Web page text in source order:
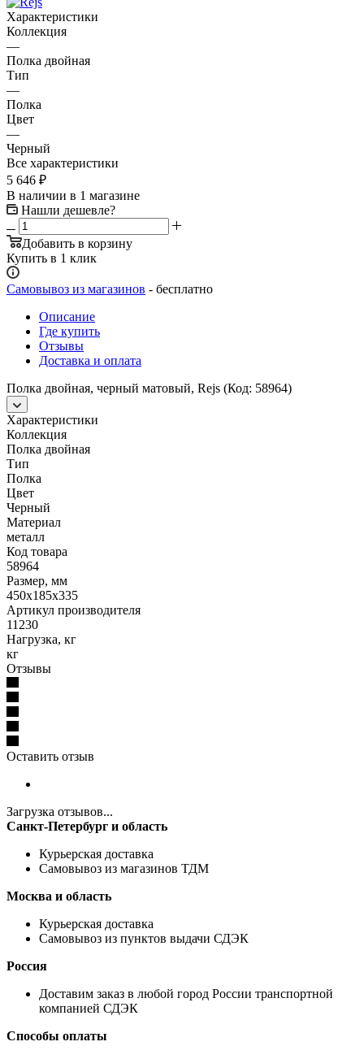
Характеристики
Коллекция
—
Полка двойная
Тип
—
Полка
Цвет
—
Черный
Все характеристики
5 646 ₽
В наличии в 1 магазине
Нашли дешевле?
Добавить в корзину
Купить в 1 клик
Самовывоз из магазинов - бесплатно
Описание
Где купить
Отзывы
Доставка и оплата
Полка двойная, черный матовый, Rejs (Код: 58964)
Характеристики
Коллекция
Полка двойная
Тип
Полка
Цвет
Черный
Материал
металл
Код товара
58964
Размер, мм
450х185х335
Артикул производителя
11230
Нагрузка, кг
кг
Отзывы
Оставить отзыв
Загрузка отзывов...
Санкт-Петербург и область
Курьерская доставка
Самовывоз из магазинов ТДМ
Москва и область
Курьерская доставка
Самовывоз из пунктов выдачи СДЭК
Россия
Доставим заказ в любой город России транспортной
компанией СДЭК
Способы оплаты